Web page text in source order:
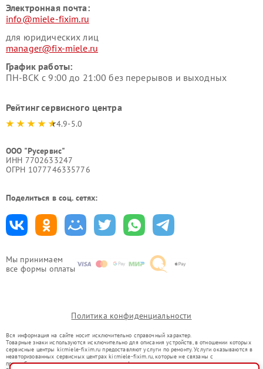
Мы принимаем
все формы оплаты
Электронная почта:
info@miele-fixim.ru
для юридических лиц
manager@fix-miele.ru
График работы:
ПН-ВСК с 9:00 до 21:00 без перерывов и выходных
Рейтинг сервисного центра
4.9-5.0
ООО "Русервис"
ИНН 7702633247
ОГРН 1077746335776
Поделиться в соц. сетях:
Политика конфиденциальности
Вся информация на сайте носит исключительно справочный характер.
Товарные знаки используются исключительно для описания устройств, в отношении которых
сервисные центры kir.miele-fixim.ru предоставляют услуги по ремонту. Услуги оказываются в
неавторизованных сервисных центрах kir.miele-fixim.ru, которые не связаны с
правообладателями товарных знаков или их официальными представителями.